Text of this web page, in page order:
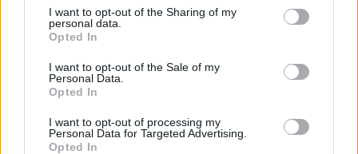
not limited to your visit or usage behaviour. You may click to
grant or deny consent to Google and its third-party tags to
use your data for below specified purposes in below Google
consent section.
I want to opt-out of the Sharing of my
personal data.
Opted In
I want to opt-out of the Sale of my
Personal Data.
Opted In
I want to opt-out of processing my
Personal Data for Targeted Advertising.
Opted In
szúnyoginvázió elkerülésében